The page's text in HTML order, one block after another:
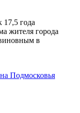
17,5 года
жителя города
в
Подмосковья